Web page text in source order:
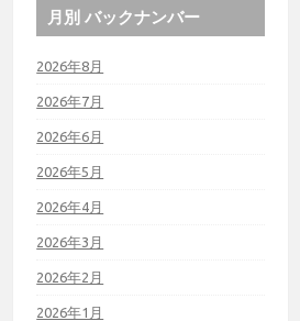
月別 バックナンバー
2026年8月
2026年7月
2026年6月
2026年5月
2026年4月
2026年3月
2026年2月
2026年1月